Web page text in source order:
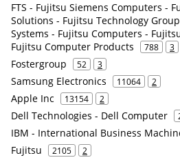
FTS - Fujitsu Siemens Computers -
Solutions - Fujitsu Technology
Systems - Fujitsu Computers -
Fujitsu Computer Products
788 3
Fostergroup 52 3
Samsung Electronics 11064 2
Apple Inc 13154 2
Dell Technologies - Dell Computer
IBM - International Business
Fujitsu 2105 2